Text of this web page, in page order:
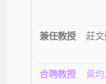
兼任教授 莊文
合聘教授 黃均